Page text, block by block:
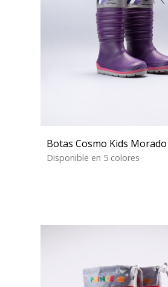
Botas Cosmo Kids Morado
Disponible en 5 colores